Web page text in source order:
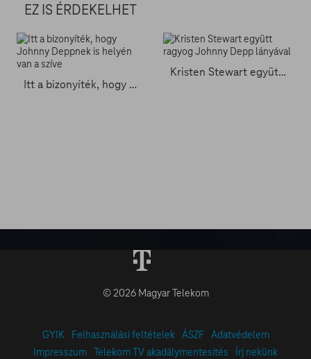
EZ IS ÉRDEKELHET
Itt a bizonyíték, hogy Johnny Deppnek is helyén van a szíve
Kristen Stewart együtt ragyog Johnny Depp lányával
© 2026 Magyar Telekom
GYIK Felhasználási feltételek ÁSZF
Adatvédelem
Impresszum Telekom TV akadálymentesítés Írj nekünk